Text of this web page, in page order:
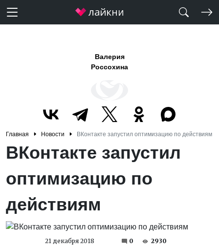
Валерия
Россохина
Главная Новости ВКонтакте запустил оптимизацию по действиям
ВКонтакте запустил
оптимизацию по
действиям
21 декабря 2018 0 2930